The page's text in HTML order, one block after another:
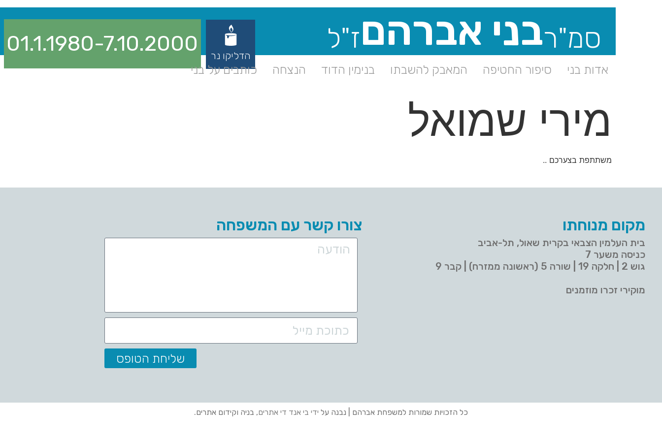
סמ"רבני אברהםז"ל
אדות בני סיפור החטיפה המאבק להשבתו בנימין הדוד הנצחה כותבים על בני
הדליקו נר 01.1.1980-7.10.2000
מירי שמואל
משתתפת בצערכם ..
מקום מנוחתו
בית העלמין הצבאי בקרית שאול, תל-אביב
כניסה משער 7
גוש 2 | חלקה 19 | שורה 5 (ראשונה ממזרח) | קבר 9
מוקירי זכרו מוזמנים
צורו קשר עם המשפחה
שליחת הטופס
כל הזכויות שמורות למשפחת אברהם | נבנה על ידי בי אנד די אתרים, בניה וקידום אתרים.